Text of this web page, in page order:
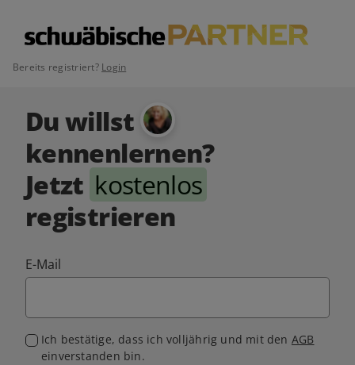
Bereits registriert? Login
Du willst
kennenlernen?
Jetzt kostenlos
registrieren
E-Mail
Ich bestätige, dass ich volljährig und mit den AGB
einverstanden bin.